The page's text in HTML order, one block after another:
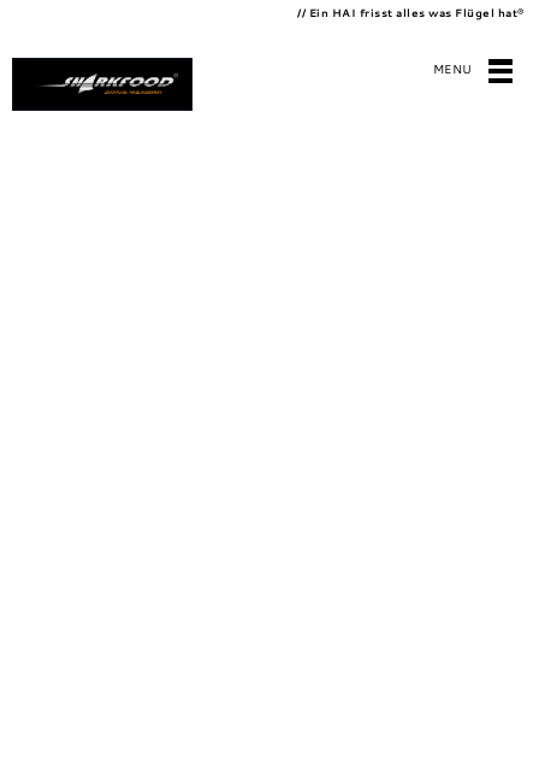
// Ein HAI frisst alles was Flügel hat®
MENU